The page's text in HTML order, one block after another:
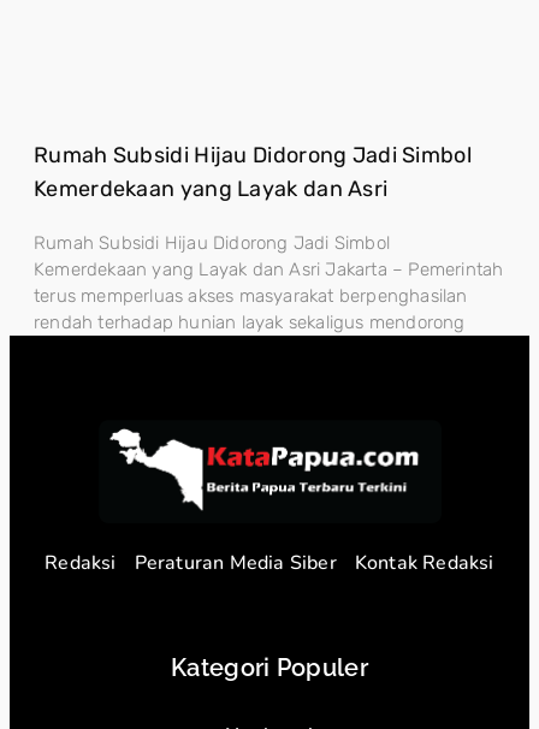
Rumah Subsidi Hijau Didorong Jadi Simbol
Kemerdekaan yang Layak dan Asri
Rumah Subsidi Hijau Didorong Jadi Simbol
Kemerdekaan yang Layak dan Asri Jakarta – Pemerintah
terus memperluas akses masyarakat berpenghasilan
rendah terhadap hunian layak sekaligus mendorong
Redaksi Peraturan Media Siber Kontak Redaksi
Kategori Populer